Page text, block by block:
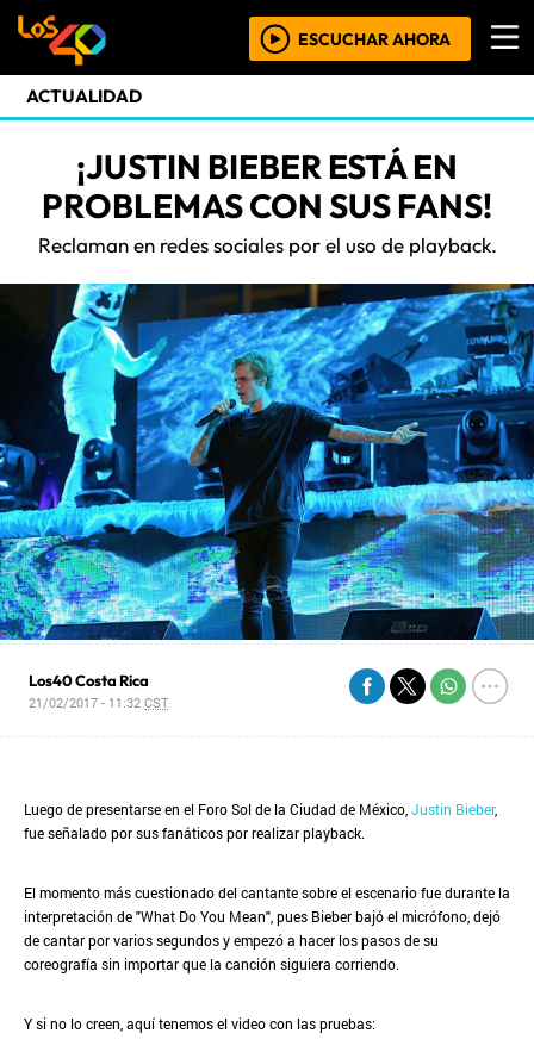
ESCUCHAR AHORA
ACTUALIDAD
¡JUSTIN BIEBER ESTÁ EN
PROBLEMAS CON SUS FANS!
Reclaman en redes sociales por el uso de playback.
Los40 Costa Rica
21/02/2017 - 11:32CST
Luego de presentarse en el Foro Sol de la Ciudad de México, Justin Bieber,
fue señalado por sus fanáticos por realizar playback.
El momento más cuestionado del cantante sobre el escenario fue durante la
interpretación de "What Do You Mean", pues Bieber bajó el micrófono, dejó
de cantar por varios segundos y empezó a hacer los pasos de su
coreografía sin importar que la canción siguiera corriendo.
Y si no lo creen, aquí tenemos el video con las pruebas: